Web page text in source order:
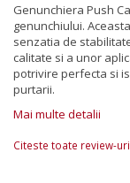
Genunchiera Push
genunchiului.
senzatia de
calitate si a unor
potrivire perfecta si
purtarii.
Mai multe detalii
Citeste toate review-